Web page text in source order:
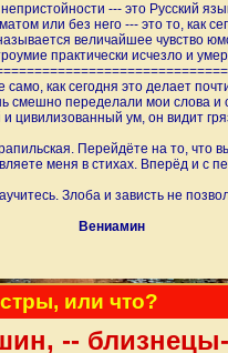
непристойности --- это Русский
или без него --- это то, как
величайшее чувство
практически исчезло и
как сегодня это делает
смешно переделали мои слова
и цивилизованный ум, он видит
Перейдёте на то, что
меня в стихах. Вперёд и с
Злоба и зависть не
Вениамин
или что?
--